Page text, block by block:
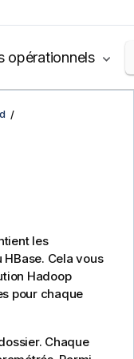
opérationnels
les
Cela vous
Hadoop
pour chaque
Chaque